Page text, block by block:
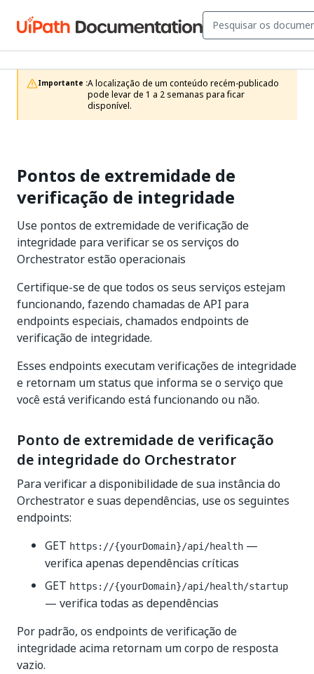
Importante :A localização de um conteúdo recém-publicado
pode levar de 1 a 2 semanas para ficar
disponível.
Pontos de extremidade de
verificação de integridade
Use pontos de extremidade de verificação de
integridade para verificar se os serviços do
Orchestrator estão operacionais
Certifique-se de que todos os seus serviços estejam
funcionando, fazendo chamadas de API para
endpoints especiais, chamados endpoints de
verificação de integridade.
Esses endpoints executam verificações de integridade
e retornam um status que informa se o serviço que
você está verificando está funcionando ou não.
Ponto de extremidade de verificação
de integridade do Orchestrator
Para verificar a disponibilidade de sua instância do
Orchestrator e suas dependências, use os seguintes
endpoints:
GET https://{yourDomain}/api/health —
verifica apenas dependências críticas
GET https://{yourDomain}/api/health/startup
— verifica todas as dependências
Por padrão, os endpoints de verificação de
integridade acima retornam um corpo de resposta
vazio.